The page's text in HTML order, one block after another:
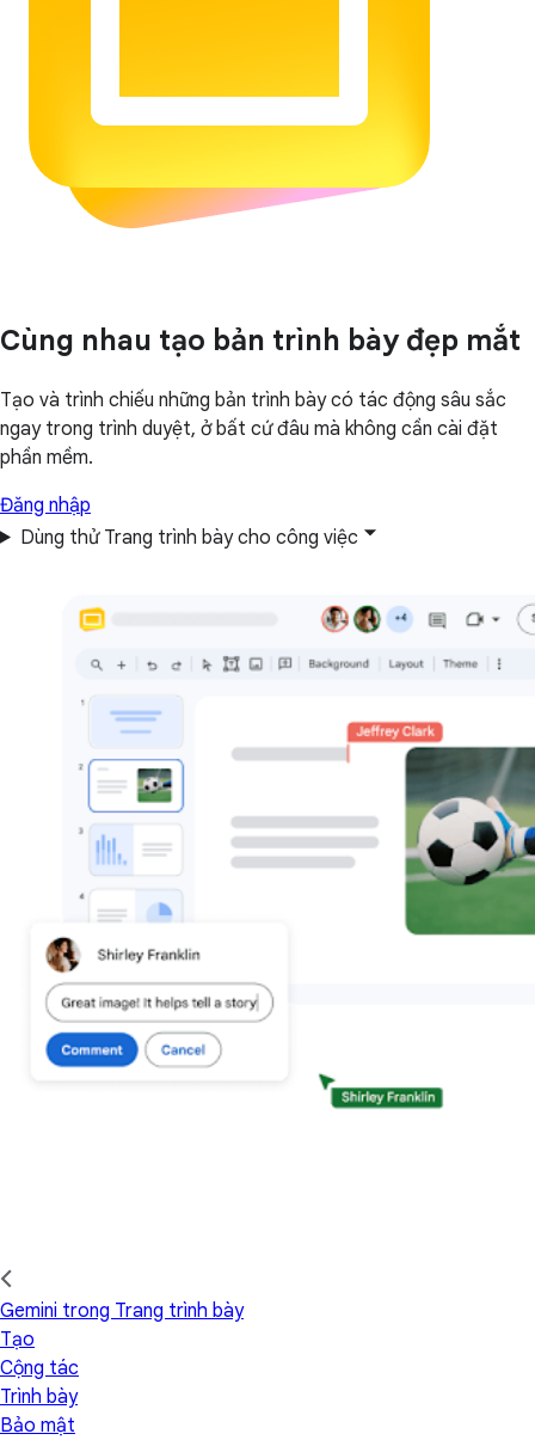
Cùng nhau tạo bản trình bày đẹp mắt
Tạo và trình chiếu những bản trình bày có tác động sâu sắc
ngay trong trình duyệt, ở bất cứ đâu mà không cần cài đặt
phần mềm.
Đăng nhập
Dùng thử Trang trình bày cho công việc
Gemini trong Trang trình bày
Tạo
Cộng tác
Trình bày
Bảo mật